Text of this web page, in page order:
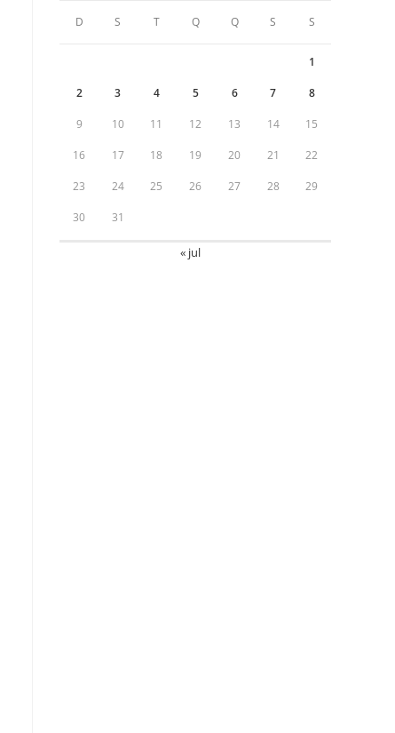
D S T Q Q S S
1
2 3 4 5 6 7 8
9 10 11 12 13 14 15
16 17 18 19 20 21 22
23 24 25 26 27 28 29
30 31
« jul